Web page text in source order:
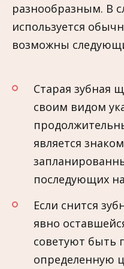
разнообразным. В
используется
возможны
Старая зубная
своим видом
является
последующих
Если снится
явно
советуют быть
определенную